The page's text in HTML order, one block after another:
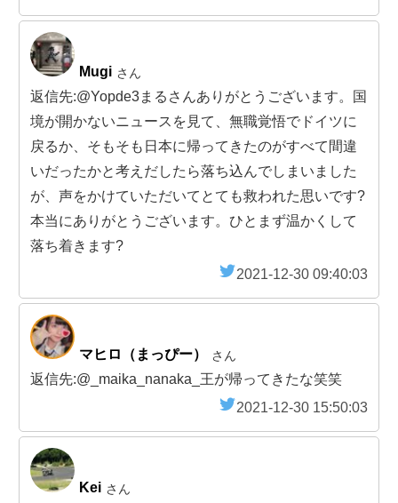
Mugi さん
返信先:@Yopde3まるさんありがとうございます。国
境が開かないニュースを見て、無職覚悟でドイツに
戻るか、そもそも日本に帰ってきたのがすべて間違
いだったかと考えだしたら落ち込んでしまいました
が、声をかけていただいてとても救われた思いです?
本当にありがとうございます。ひとまず温かくして
落ち着きます?
2021-12-30 09:40:03
マヒロ（まっぴー） さん
返信先:@_maika_nanaka_王が帰ってきたな笑笑
2021-12-30 15:50:03
Kei さん